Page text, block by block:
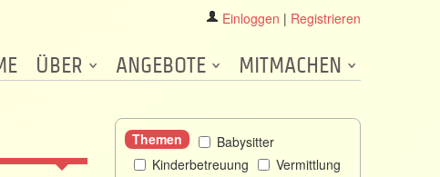
Einloggen | Registrieren
ÜBER ANGEBOTE MITMACHEN
Themen
Babysitter
Kinderbetreuung
Vermittlung